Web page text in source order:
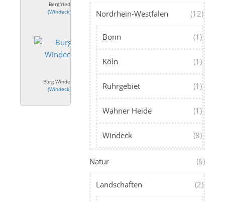
Bergfried
(Windeck)
Burg Windeck
(Windeck)
Nordrhein-Westfalen (12)
Bonn (1)
Köln (1)
Ruhrgebiet (1)
Wahner Heide (1)
Windeck (8)
Natur (6)
Landschaften (2)